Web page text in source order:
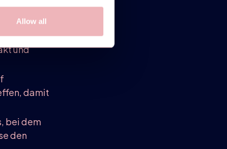
Allow all
von oben
und
damit
bei dem
den